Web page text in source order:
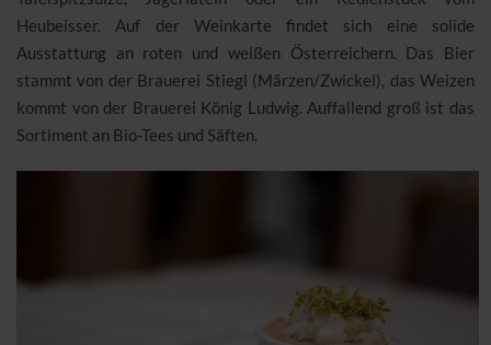
Heubeisser. Auf der Weinkarte findet sich eine solide
Ausstattung an roten und weißen Österreichern. Das Bier
stammt von der Brauerei Stiegl (Märzen/Zwickel), das Weizen
kommt von der Brauerei König Ludwig. Auffallend groß ist das
Sortiment an Bio-Tees und Säften.